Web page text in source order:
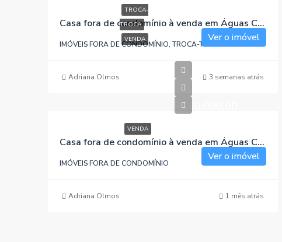
TROCA-
TROCA
VENDA
Casa fora de condomínio à venda em Águas Claras / Viamão / RS, referência 158
IMÓVEIS FORA DE CONDOMÍNIO, TROCA-TROCA
Ver o imóvel
Adriana Olmos 3 semanas atrás
VENDA
R$60.000,00
Casa fora de condomínio à venda em Águas Claras/Viamão/RS , referência 042
IMÓVEIS FORA DE CONDOMÍNIO
Ver o imóvel
Adriana Olmos 1 mês atrás